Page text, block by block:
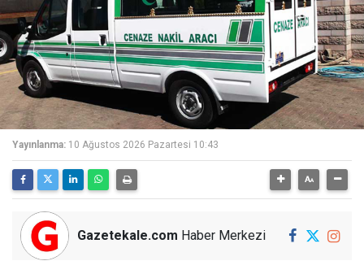
Yayınlanma: 10 Ağustos 2026 Pazartesi 10:43
Gazetekale.com Haber Merkezi